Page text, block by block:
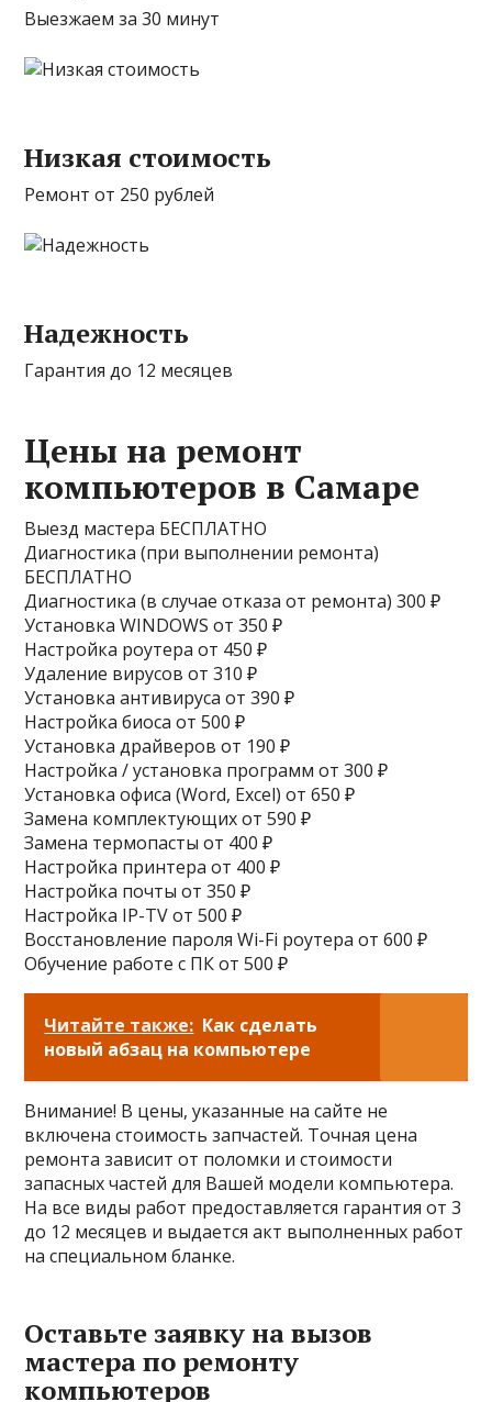
Выезжаем за 30 минут
Низкая стоимость
Ремонт от 250 рублей
Надежность
Гарантия до 12 месяцев
Цены на ремонт
компьютеров в Самаре
Выезд мастера БЕСПЛАТНО
Диагностика (при выполнении ремонта)
БЕСПЛАТНО
Диагностика (в случае отказа от ремонта) 300 ₽
Установка WINDOWS от 350 ₽
Настройка роутера от 450 ₽
Удаление вирусов от 310 ₽
Установка антивируса от 390 ₽
Настройка биоса от 500 ₽
Установка драйверов от 190 ₽
Настройка / установка программ от 300 ₽
Установка офиса (Word, Excel) от 650 ₽
Замена комплектующих от 590 ₽
Замена термопасты от 400 ₽
Настройка принтера от 400 ₽
Настройка почты от 350 ₽
Настройка IP-TV от 500 ₽
Восстановление пароля Wi-Fi роутера от 600 ₽
Обучение работе с ПК от 500 ₽
Читайте также: Как сделать
новый абзац на компьютере
Внимание! В цены, указанные на сайте не
включена стоимость запчастей. Точная цена
ремонта зависит от поломки и стоимости
запасных частей для Вашей модели компьютера.
На все виды работ предоставляется гарантия от 3
до 12 месяцев и выдается акт выполненных работ
на специальном бланке.
Оставьте заявку на вызов
мастера по ремонту
компьютеров